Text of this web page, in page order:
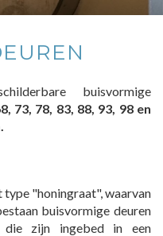
buisvormige
73, 78, 83, 88, 93, 98 en
type "honingraat", waarvan
​​buisvormige deuren
die zijn ingebed in een